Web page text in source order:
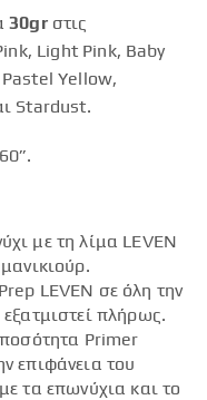
30grστις
Light Pink, Baby
Yellow,
Stardust.
με τη λίμα LEVEN
LEVEN σε όλη την
πλήρως.
ποσότητα Primer
επιφάνεια του
τα επωνύχια και το